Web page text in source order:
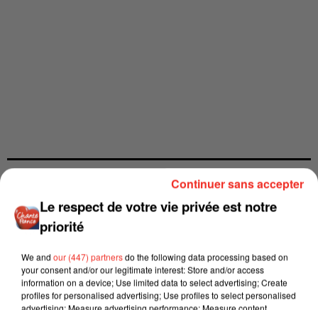
Le respect de votre vie privée est notre
priorité
We and our (447) partnersdo the following data processing based on
your consent and/or our legitimate interest: Store and/or access
information on a device; Use limited data to select advertising; Create
profiles for personalised advertising; Use profiles to select personalised
advertising; Measure advertising performance; Measure content
Continuer sans accepter